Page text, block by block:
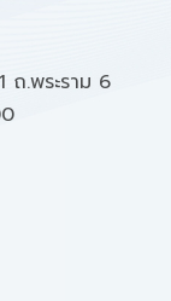
ถ.พระราม 6